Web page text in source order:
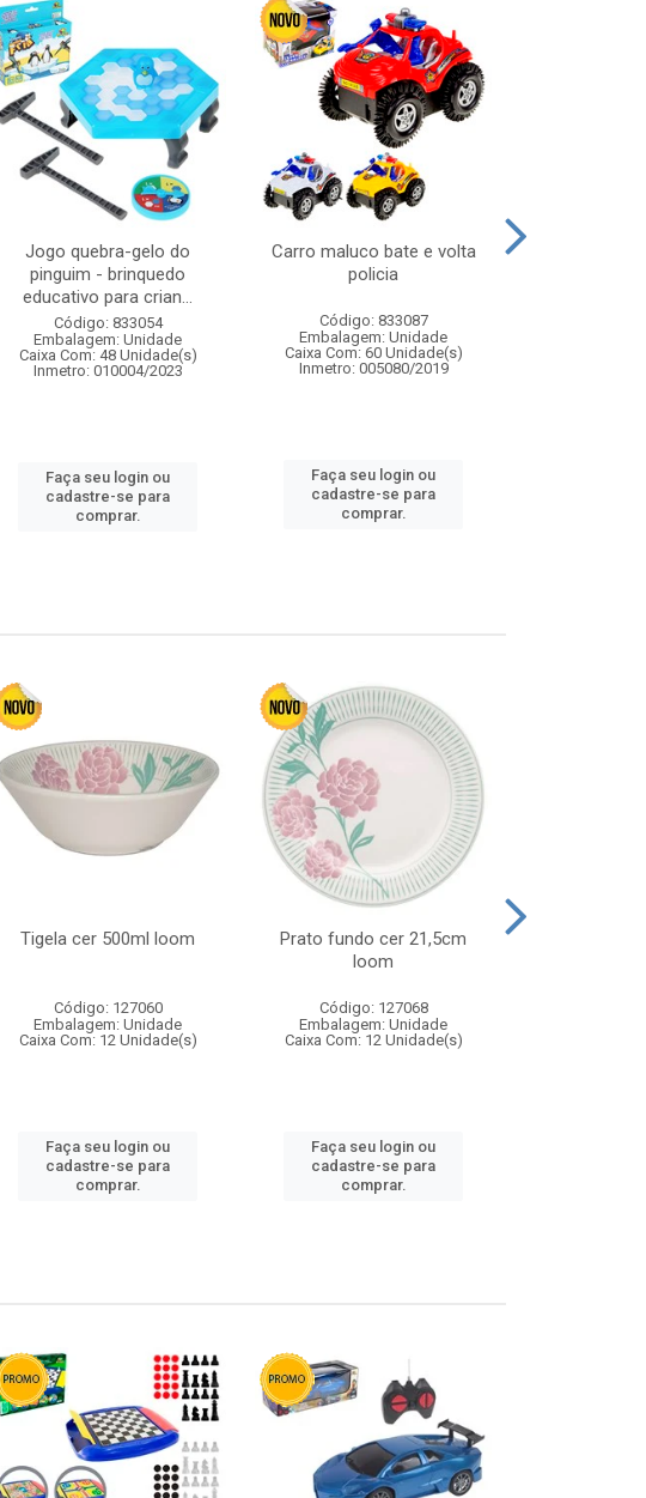
Jogo quebra-gelo do
pinguim - brinquedo
educativo para crian...
Código: 833054
Embalagem: Unidade
Caixa Com: 48 Unidade(s)
Inmetro: 010004/2023
Faça seu login ou
cadastre-se para
comprar.
Carro maluco bate e volta
policia
Código: 833087
Embalagem: Unidade
Caixa Com: 60 Unidade(s)
Inmetro: 005080/2019
Faça seu login ou
cadastre-se para
comprar.
Tigela cer 500ml loom
Código: 127060
Embalagem: Unidade
Caixa Com: 12 Unidade(s)
Faça seu login ou
cadastre-se para
comprar.
Prato fundo cer 21,5cm
loom
Código: 127068
Embalagem: Unidade
Caixa Com: 12 Unidade(s)
Faça seu login ou
cadastre-se para
comprar.